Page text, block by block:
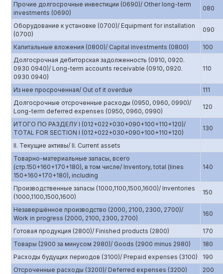
Прочие долгосрочные инвестиции (0690)/ Other long-term
investments (0690)
080
Оборудование к установке (0700)/ Equipment for installation
(0700)
090
Капитальные вложения (0800)/ Capital investments (0800)
100
Долгосрочная дебиторская задолженность (0910, 0920.
0930 0940)/ Long-term accounts receivable (0910, 0920.
0930 0940)
110
Из нее просроченная/ Out of it overdue
111
Долгосрочные отсроченные расходы (0950, 0960, 0990)/
Long-term deferred expenses (0950, 0960, 0990)
120
ИТОГО ПО РАЗДЕЛУ I (012+022+030+090+100+110+120)/
TOTAL FOR SECTION I (012+022+030+090+100+110+120)
130
II. Текущие активы/ II. Current assets
Товарно-материальные запасы, всего
(стр.150+160+170+180), в том числе/ Inventory, total (lines
150+160+170+180), including
140
Производственные запасы (1000,1100,1500,1600)/ Inventories
(1000,1100,1500,1600)
150
Незавершённое производство (2000, 2100, 2300, 2700)/
Work in progress (2000, 2100, 2300, 2700)
160
Готовая продукция (2800)/ Finished products (2800)
170
Товары (2900 за минусом 2980)/ Goods (2900 minus 2980)
180
Расходы будущих периодов (3100)/ Prepaid expenses (3100)
190
Отсроченные расходы (3200)/ Deferred expenses (3200)
200